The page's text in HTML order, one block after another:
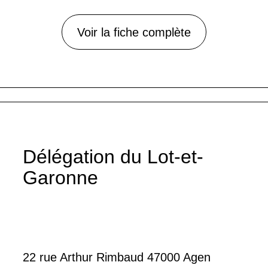
Voir la fiche complète
Délégation du Lot-et-
Garonne
22 rue Arthur Rimbaud 47000 Agen